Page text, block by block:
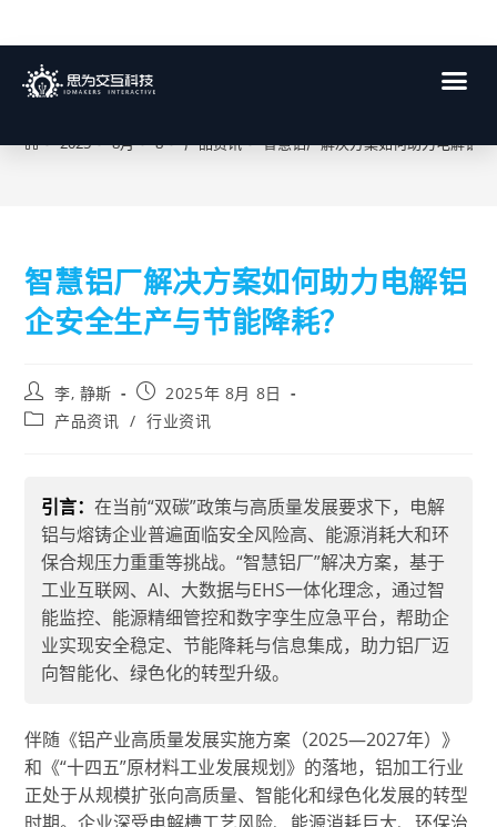
博客
> 2025 > 8月 > 8 > 产品资讯 > 智慧铝厂解决方案如何助力电解铝
智慧铝厂解决方案如何助力电解铝
企安全生产与节能降耗？
李, 静斯
2025年 8月 8日
产品资讯 / 行业资讯
引言：在当前“双碳”政策与高质量发展要求下，电解
铝与熔铸企业普遍面临安全风险高、能源消耗大和环
保合规压力重重等挑战。“智慧铝厂”解决方案，基于
工业互联网、AI、大数据与EHS一体化理念，通过智
能监控、能源精细管控和数字孪生应急平台，帮助企
业实现安全稳定、节能降耗与信息集成，助力铝厂迈
向智能化、绿色化的转型升级。
伴随《铝产业高质量发展实施方案（2025—2027年）》
和《“十四五”原材料工业发展规划》的落地，铝加工行业
正处于从规模扩张向高质量、智能化和绿色化发展的转型